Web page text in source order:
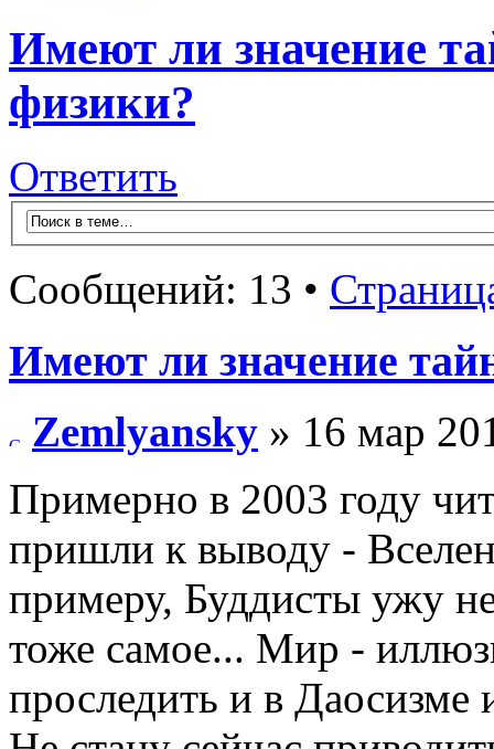
Имеют ли значение
физики?
Ответить
Сообщений: 13 •
Имеют ли значение
Zemlyansky » 16 мар
Примерно в 2003 году
пришли к выводу -
примеру, Буддисты ужу
тоже самое... Мир -
проследить и в Даосизме